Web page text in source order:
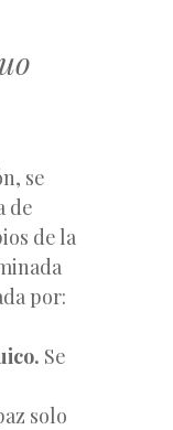
se
de
de la
por:
Se
solo